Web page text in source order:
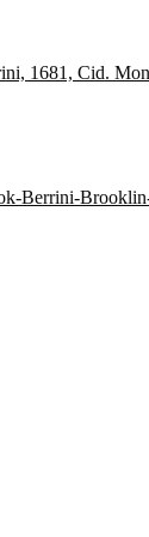
1681, Cid.